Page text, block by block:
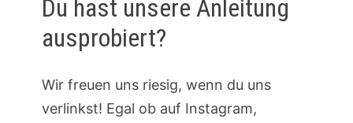
Du hast unsere Anleitung
ausprobiert?
Wir freuen uns riesig, wenn du uns
verlinkst! Egal ob auf Instagram,